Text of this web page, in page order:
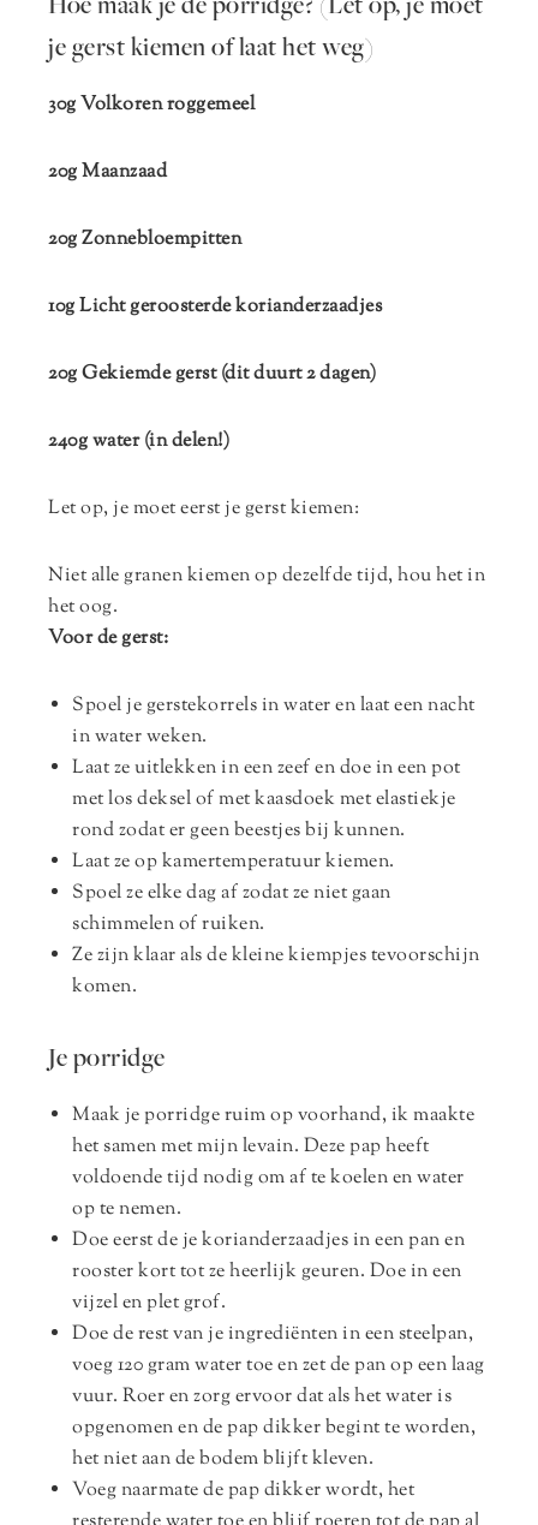
Hoe maak je de porridge? (Let op, je moet
je gerst kiemen of laat het weg)
30g Volkoren roggemeel
20g Maanzaad
20g Zonnebloempitten
10g Licht geroosterde korianderzaadjes
20g Gekiemde gerst (dit duurt 2 dagen)
240g water (in delen!)
Let op, je moet eerst je gerst kiemen:
Niet alle granen kiemen op dezelfde tijd, hou het in
het oog.
Voor de gerst:
Spoel je gerstekorrels in water en laat een nacht
in water weken.
Laat ze uitlekken in een zeef en doe in een pot
met los deksel of met kaasdoek met elastiekje
rond zodat er geen beestjes bij kunnen.
Laat ze op kamertemperatuur kiemen.
Spoel ze elke dag af zodat ze niet gaan
schimmelen of ruiken.
Ze zijn klaar als de kleine kiempjes tevoorschijn
komen.
Je porridge
Maak je porridge ruim op voorhand, ik maakte
het samen met mijn levain. Deze pap heeft
voldoende tijd nodig om af te koelen en water
op te nemen.
Doe eerst de je korianderzaadjes in een pan en
rooster kort tot ze heerlijk geuren. Doe in een
vijzel en plet grof.
Doe de rest van je ingrediënten in een steelpan,
voeg 120 gram water toe en zet de pan op een laag
vuur. Roer en zorg ervoor dat als het water is
opgenomen en de pap dikker begint te worden,
het niet aan de bodem blijft kleven.
Voeg naarmate de pap dikker wordt, het